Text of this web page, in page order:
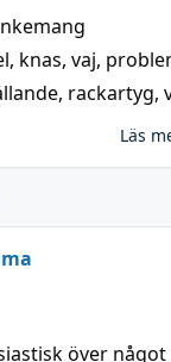
, knas, vaj,
, rackartyg,
Läs
över något